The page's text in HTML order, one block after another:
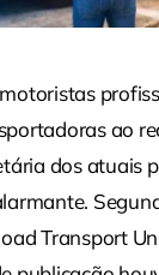
ao
dos atuais
Transport